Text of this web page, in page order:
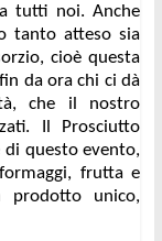
tutti noi. Anche
tanto atteso sia
cioè questa
da ora chi ci dà
che il nostro
Il Prosciutto
di questo evento,
frutta e
unico,